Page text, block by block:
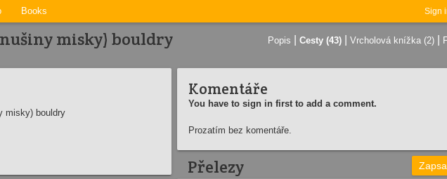
Sign
Books
misky) bouldry Popis Cesty (43) Vrcholová knížka (2)
misky) bouldry
Komentáře
You have to sign in first to add a comment.
Prozatím bez komentáře.
Přelezy